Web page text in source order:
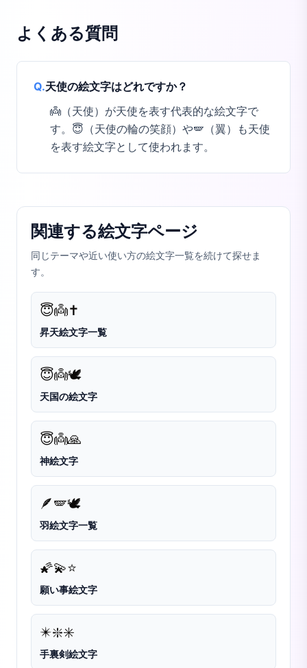
よくある質問
Q.天使の絵文字はどれですか？
👼（天使）が天使を表す代表的な絵文字で
す。😇（天使の輪の笑顔）や🪽（翼）も天使
を表す絵文字として使われます。
関連する絵文字ページ
同じテーマや近い使い方の絵文字一覧を続けて探せま
す。
😇👼✝️
昇天絵文字一覧
😇👼🕊️
天国の絵文字
😇👼🙏
神絵文字
🪶🪽🕊️
羽絵文字一覧
🌠💫⭐
願い事絵文字
✴️❇️✳️
手裏剣絵文字